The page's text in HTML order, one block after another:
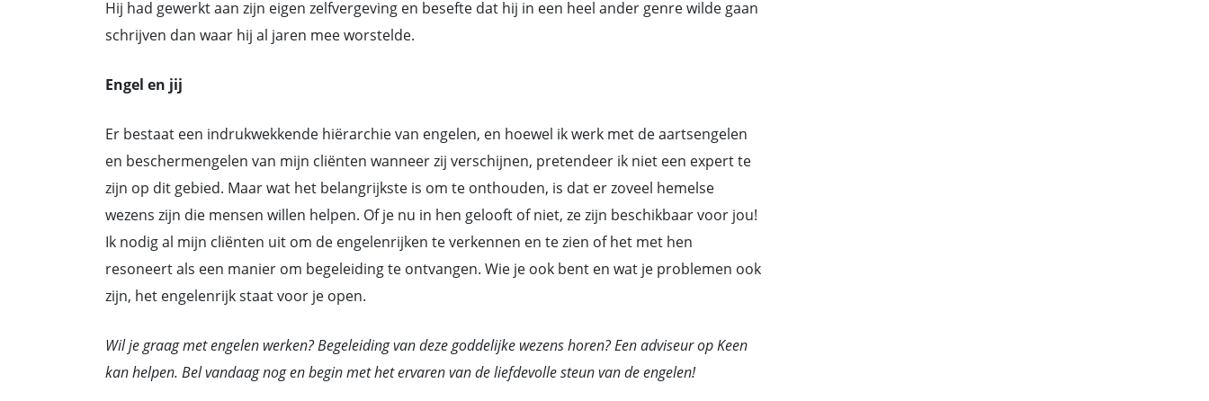
Hij had gewerkt aan zijn eigen zelfvergeving en besefte dat hij in een heel ander genre wilde gaan
schrijven dan waar hij al jaren mee worstelde.
Engel en jij
Er bestaat een indrukwekkende hiërarchie van engelen, en hoewel ik werk met de aartsengelen
en beschermengelen van mijn cliënten wanneer zij verschijnen, pretendeer ik niet een expert te
zijn op dit gebied. Maar wat het belangrijkste is om te onthouden, is dat er zoveel hemelse
wezens zijn die mensen willen helpen. Of je nu in hen gelooft of niet, ze zijn beschikbaar voor jou!
Ik nodig al mijn cliënten uit om de engelenrijken te verkennen en te zien of het met hen
resoneert als een manier om begeleiding te ontvangen. Wie je ook bent en wat je problemen ook
zijn, het engelenrijk staat voor je open.
Wil je graag met engelen werken? Begeleiding van deze goddelijke wezens horen? Een adviseur op Keen
kan helpen. Bel vandaag nog en begin met het ervaren van de liefdevolle steun van de engelen!